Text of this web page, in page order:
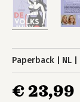
Paperback NL
€ 23,99